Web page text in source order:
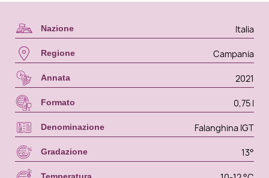
Nazione Italia
Regione Campania
Annata 2021
Formato 0,75 l
Denominazione Falanghina IGT
Gradazione 13°